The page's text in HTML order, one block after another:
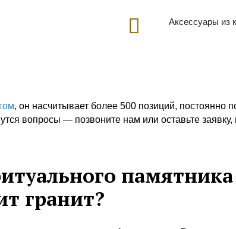
Аксессуары из
, он насчитывает более 500 позиций, постоянно
вопросы — позвоните нам или оставьте
гранит?